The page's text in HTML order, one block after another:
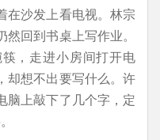
在沙发上看电视。林宗
回到书桌上写作业。
，走进小房间打开电
却想不出要写什么。许
脑上敲下了几个字，定